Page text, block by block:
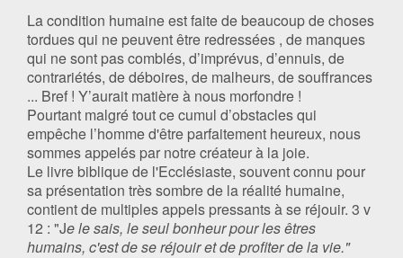
La condition humaine est faite de beaucoup de choses
tordues qui ne peuvent être redressées , de manques
qui ne sont pas comblés, d’imprévus, d’ennuis, de
contrariétés, de déboires, de malheurs, de souffrances
... Bref ! Y’aurait matière à nous morfondre !
Pourtant malgré tout ce cumul d’obstacles qui
empêche l’homme d'être parfaitement heureux, nous
sommes appelés par notre créateur à la joie.
Le livre biblique de l'Ecclésiaste, souvent connu pour
sa présentation très sombre de la réalité humaine,
contient de multiples appels pressants à se réjouir. 3 v
12 : "Je le sais, le seul bonheur pour les êtres
humains, c'est de se réjouir et de profiter de la vie."